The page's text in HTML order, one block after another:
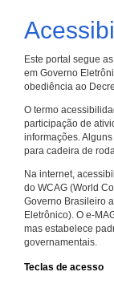
Este portal segue
em Governo
obediência ao
O termo
participação de
informações.
para cadeira de
Na internet,
do WCAG (World
Governo Brasileiro
Eletrônico). O e-
mas estabelece
governamentais.
Teclas de acesso